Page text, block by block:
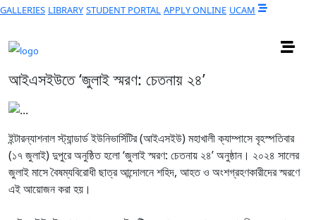
GALLERIES LIBRARY STUDENT PORTAL APPLY ONLINE UCAM
আইএসইউতে ‘জুলাই স্মরণ: চেতনায় ২৪’
ইন্টারন্যাশনাল স্ট্যান্ডার্ড ইউনিভার্সিটির (আইএসইউ) মহাখালী ক্যাম্পাসে বৃহস্পতিবার
(১৭ জুলাই) দুপুরে অনুষ্ঠিত হলো ‘জুলাই স্মরণ: চেতনায় ২৪’ অনুষ্ঠান। ২০২৪ সালের
জুলাই মাসে বৈষম্যবিরোধী ছাত্র আন্দোলনে শহিদ, আহত ও অংশগ্রহণকারীদের স্মরণে
এই আয়োজন করা হয়।